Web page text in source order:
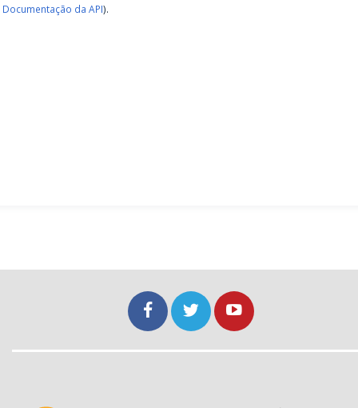
Documentação da API).